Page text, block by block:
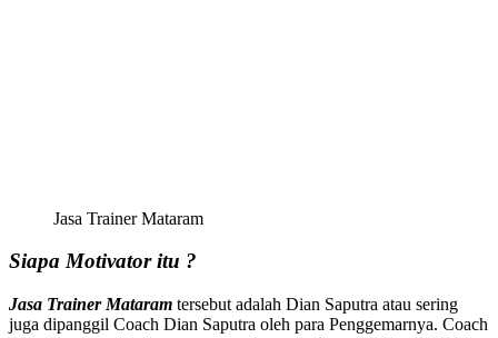
Jasa Trainer Mataram
Siapa Motivator itu ?
Jasa Trainer Mataram tersebut adalah Dian Saputra atau sering
juga dipanggil Coach Dian Saputra oleh para Penggemarnya. Coach